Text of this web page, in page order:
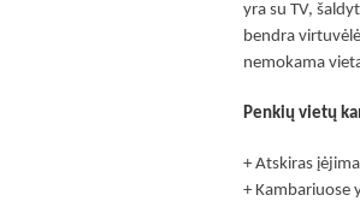
yra su TV,
bendra
nemokama
Penkių vietų
+ Atskiras
+ Kambariuose